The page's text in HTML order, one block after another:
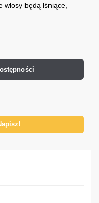
będą lśniące,